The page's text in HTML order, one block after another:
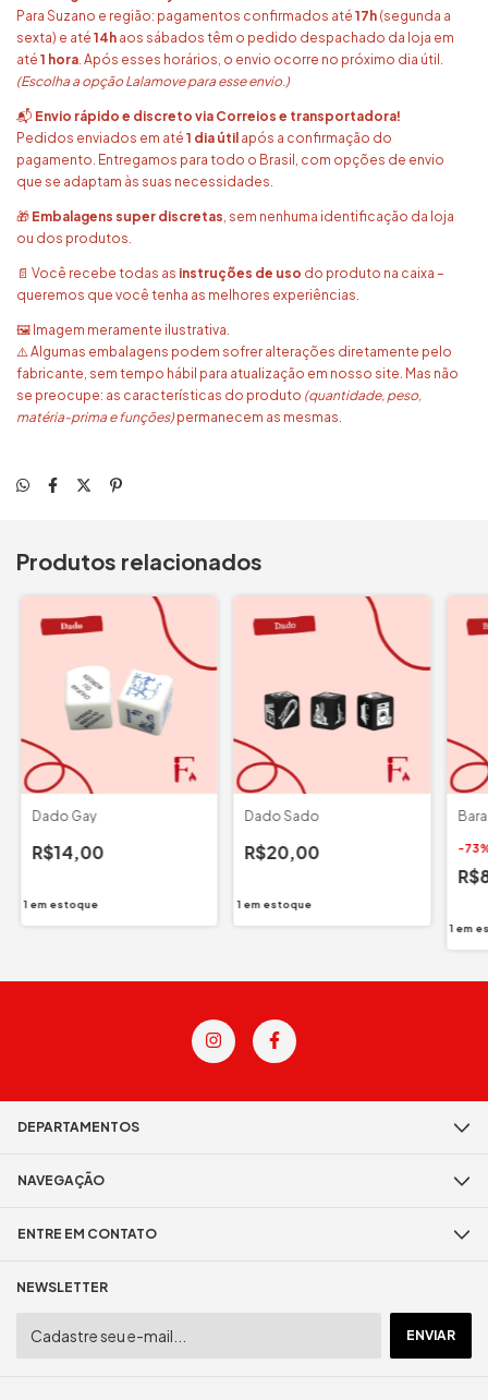
Para Suzano e região: pagamentos confirmados até 17h (segunda a
sexta) e até 14h aos sábados têm o pedido despachado da loja em
até 1 hora. Após esses horários, o envio ocorre no próximo dia útil.
(Escolha a opção Lalamove para esse envio.)
📬 Envio rápido e discreto via Correios e transportadora!
Pedidos enviados em até 1 dia útil após a confirmação do
pagamento. Entregamos para todo o Brasil, com opções de envio
que se adaptam às suas necessidades.
🎁 Embalagens super discretas, sem nenhuma identificação da loja
ou dos produtos.
📄 Você recebe todas as instruções de uso do produto na caixa –
queremos que você tenha as melhores experiências.
🖼️ Imagem meramente ilustrativa.
⚠️ Algumas embalagens podem sofrer alterações diretamente pelo
fabricante, sem tempo hábil para atualização em nosso site. Mas não
se preocupe: as características do produto (quantidade, peso,
matéria-prima e funções)permanecem as mesmas.
Produtos relacionados
Dado Gay
R$14,00
1 em estoque
Dado Sado
R$20,00
1 em estoque
-73
1 em
DEPARTAMENTOS
NAVEGAÇÃO
ENTRE EM CONTATO
NEWSLETTER